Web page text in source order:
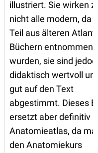
illustriert. Sie wirken
nicht alle modern, da
Teil aus älteren
Büchern entnommen
wurden, sie sind
didaktisch wertvoll
gut auf den Text
abgestimmt. Dieses
ersetzt aber definitiv
Anatomieatlas, da
den Anatomiekurs